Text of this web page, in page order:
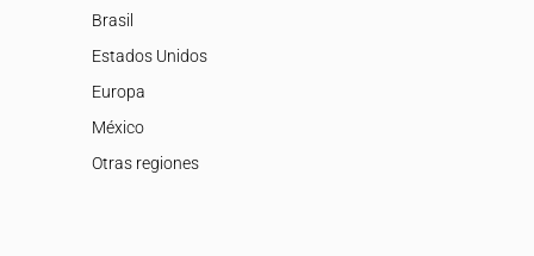
Brasil
Estados Unidos
Europa
México
Otras regiones